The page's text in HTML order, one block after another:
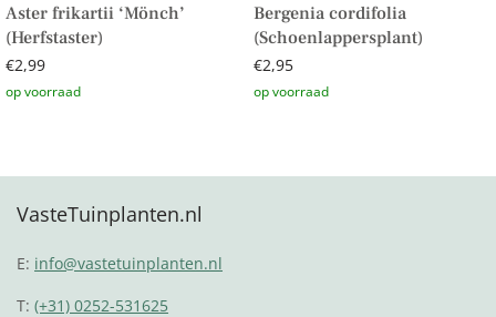
Aster frikartii ‘Mönch’
(Herfstaster)
€2,99
Bergenia cordifolia
(Schoenlappersplant)
€2,95
VasteTuinplanten.nl
E: info@vastetuinplanten.nl
T:(+31) 0252-531625